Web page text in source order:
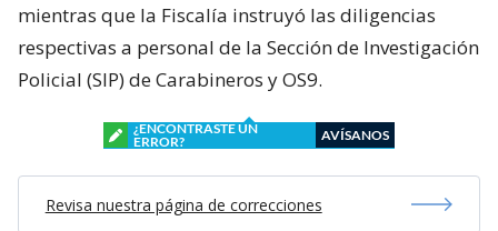
mientras que la Fiscalía instruyó las diligencias
respectivas a personal de la Sección de Investigación
Policial (SIP) de Carabineros y OS9.
¿ENCONTRASTE UN
ERROR?
AVÍSANOS
Revisa nuestra página de correcciones